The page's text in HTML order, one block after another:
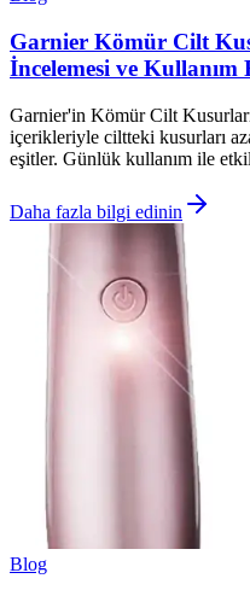
Garnier Kömür Cilt
İncelemesi ve Kullanım
Garnier'in Kömür Cilt
içerikleriyle ciltteki kusurları
eşitler. Günlük kullanım ile
Daha fazla bilgi edinin
Blog